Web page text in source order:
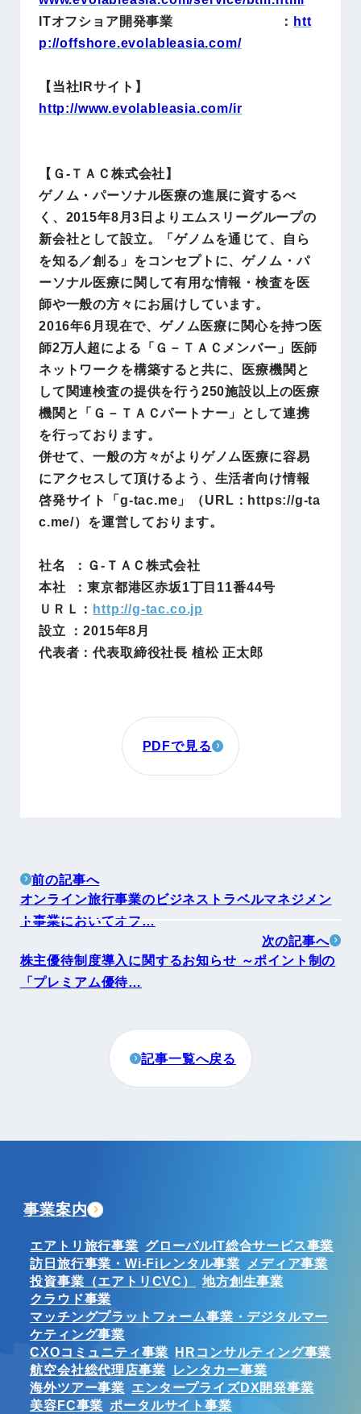
ITオフショア開発事業 ： htt
p://offshore.evolableasia.com/
【当社IRサイト】
http://www.evolableasia.com/ir
【Ｇ-ＴＡＣ株式会社】
ゲノム・パーソナル医療の進展に資するべ
く、2015年8月3日よりエムスリーグループの
新会社として設立。「ゲノムを通じて、自ら
を知る／創る」をコンセプトに、ゲノム・パ
ーソナル医療に関して有用な情報・検査を医
師や一般の方々にお届けしています。
2016年6月現在で、ゲノム医療に関心を持つ医
師2万人超による「Ｇ－ＴＡＣメンバー」医師
ネットワークを構築すると共に、医療機関と
して関連検査の提供を行う250施設以上の医療
機関と「Ｇ－ＴＡＣパートナー」として連携
を行っております。
併せて、一般の方々がよりゲノム医療に容易
にアクセスして頂けるよう、生活者向け情報
啓発サイト「g-tac.me」（URL：https://g-ta
c.me/）を運営しております。
社名 ：Ｇ-ＴＡＣ株式会社
本社 ：東京都港区赤坂1丁目11番44号
ＵＲＬ： http://g-tac.co.jp
設立 ：2015年8月
代表者：代表取締役社長 植松 正太郎
PDFで見る
前の記事へ
オンライン旅行事業のビジネストラベルマネジメン
ト事業においてオフ…
次の記事へ
株主優待制度導入に関するお知らせ ～ポイント制の
「プレミアム優待…
記事一覧へ戻る
事業案内
エアトリ旅行事業 グローバルIT総合サービス事業
訪日旅行事業・Wi-Fiレンタル事業
メディア事業
投資事業（エアトリCVC）
地方創生事業
クラウド事業
マッチングプラットフォーム事業・デジタルマー
ケティング事業
CXOコミュニティ事業
HRコンサルティング事業
航空会社総代理店事業
レンタカー事業
海外ツアー事業 エンタープライズDX開発事業
美容FC事業 ポータルサイト事業